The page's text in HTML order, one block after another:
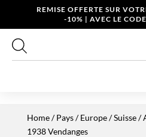
REMISE OFFERTE SUR
-10% | AVEC LE
Home/Pays/Europe/Suisse/
1938 Vendanges